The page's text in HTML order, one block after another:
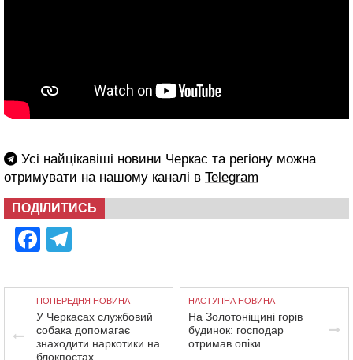
Усі найцікавіші новини Черкас та регіону можна
отримувати на нашому каналі в Telegram
ПОДІЛИТИСЬ
Facebook
ПОПЕРЕДНЯ НОВИНА
У Черкасах службовий
собака допомагає
знаходити наркотики на
блокпостах
НАСТУПНА НОВИНА
На Золотоніщині горів
будинок: господар
отримав опіки